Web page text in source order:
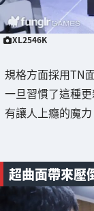
XL2546K
規格方面採用TN
一旦習慣了這種
有讓人上癮的魔力
超曲面帶來壓